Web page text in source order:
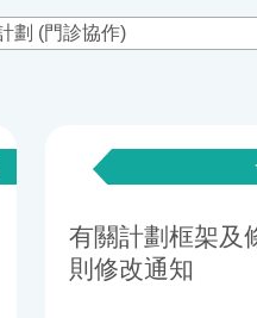
有關計劃框架及
則修改通知